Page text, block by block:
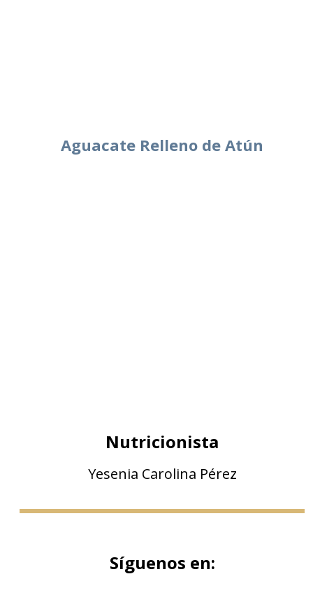
Aguacate Relleno de Atún
Nutricionista
Yesenia Carolina Pérez
Síguenos en: